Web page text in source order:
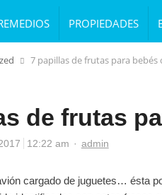
PROPIEDADES
7 papillas de frutas para bebés
de frutas
12:22 am Author
admin
cargado de juguetes… ésta